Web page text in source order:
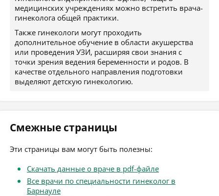
медицинских учреждениях можно встретить врача-
гинеколога общей практики.
Также гинекологи могут проходить
дополнительное обучение в области акушерства
или проведения УЗИ, расширяя свои знания с
точки зрения ведения беременности и родов. В
качестве отдельного направления подготовки
выделяют детскую гинекологию.
Смежные страницы
Эти страницы вам могут быть полезны:
Скачать данные о враче в pdf-файле
Все врачи по специальности гинеколог в
Барнауле